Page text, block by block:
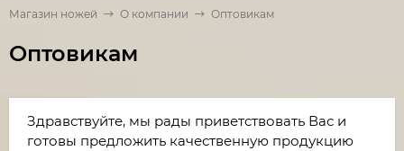
Магазин ножей О компании Оптовикам
Оптовикам
Здравствуйте, мы рады приветствовать Вас и
готовы предложить качественную продукцию